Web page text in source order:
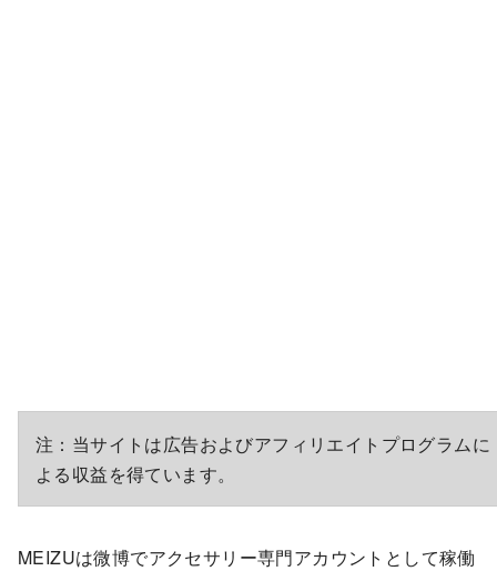
注：当サイトは広告およびアフィリエイトプログラムに
よる収益を得ています。
MEIZUは微博でアクセサリー専門アカウントとして稼働